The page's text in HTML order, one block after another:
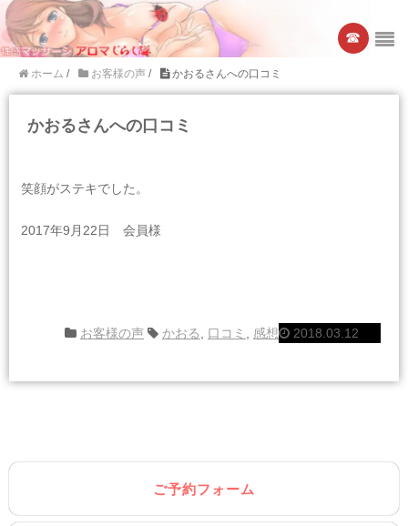
☎︎
ホーム / お客様の声 / かおるさんへの口コミ
かおるさんへの口コミ
笑顔がステキでした。
2017年9月22日 会員様
2018.03.12
お客様の声 かおる 口コミ 感想
ご予約フォーム